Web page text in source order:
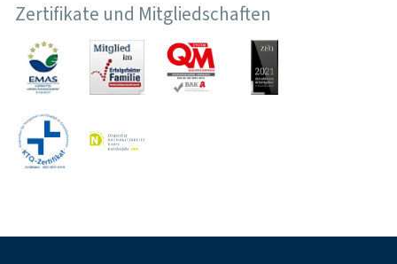
Zertifikate und Mitgliedschaften